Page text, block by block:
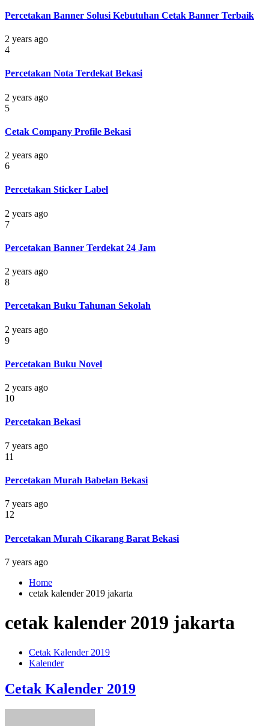
Percetakan Banner Solusi Kebutuhan Cetak Banner Terbaik
2 years ago
4
Percetakan Nota Terdekat Bekasi
2 years ago
5
Cetak Company Profile Bekasi
2 years ago
6
Percetakan Sticker Label
2 years ago
7
Percetakan Banner Terdekat 24 Jam
2 years ago
8
Percetakan Buku Tahunan Sekolah
2 years ago
9
Percetakan Buku Novel
2 years ago
10
Percetakan Bekasi
7 years ago
11
Percetakan Murah Babelan Bekasi
7 years ago
12
Percetakan Murah Cikarang Barat Bekasi
7 years ago
Home
cetak kalender 2019 jakarta
cetak kalender 2019 jakarta
Cetak Kalender 2019
Kalender
Cetak Kalender 2019